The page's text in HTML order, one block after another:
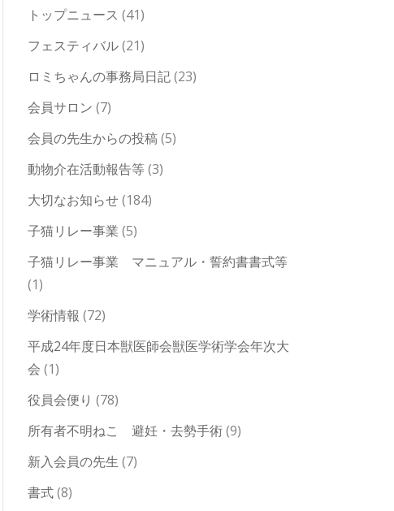
トップニュース (41)
フェスティバル(21)
ロミちゃんの事務局日記(23)
会員サロン (7)
会員の先生からの投稿(5)
動物介在活動報告等(3)
大切なお知らせ(184)
子猫リレー事業 (5)
子猫リレー事業 マニュアル・誓約書書式等
(1)
学術情報 (72)
平成24年度日本獣医師会獣医学術学会年次大
会 (1)
役員会便り (78)
所有者不明ねこ 避妊・去勢手術(9)
新入会員の先生 (7)
書式(8)